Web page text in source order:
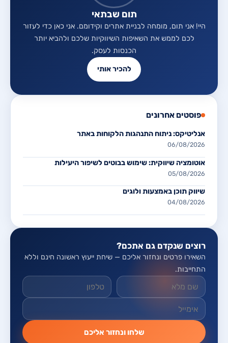
תום שבתאי
היי! אני תום, מומחה לבניית אתרים וקידומם. אני כאן כדי לעזור
לכם לממש את השאיפות השיווקיות שלכם ולהביא יותר
הכנסות לעסק.
להכיר אותי
פוסטים אחרונים
אנליטיקס: ניתוח התנהגות הלקוחות באתר
06/08/2026
אוטומציה שיווקית: שימוש בבוטים לשיפור היעילות
05/08/2026
שיווק תוכן באמצעות ולוגים
04/08/2026
רוצים שנקדם גם אתכם?
השאירו פרטים ונחזור אליכם — שיחת ייעוץ ראשונה חינם וללא
התחייבות.
שלחו ונחזור אליכם
אל תמלאו שדה זה